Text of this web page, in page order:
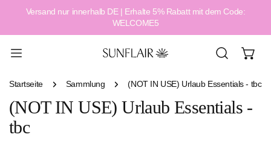
springen
Versand nur innerhalb DE | Erhalte 5% Rabatt mit dem Code:
WELCOME5
Startseite Sammlung (NOT IN USE) Urlaub Essentials - tbc
(NOT IN USE) Urlaub Essentials -
tbc